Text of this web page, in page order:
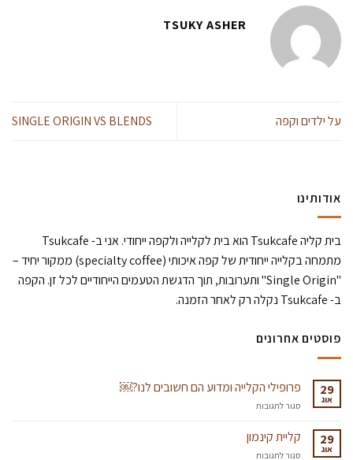
TSUKY ASHER
על ילדים וקפה SINGLE ORIGIN VS BLENDS
אודותינו
בית קליה Tsukcafe הוא בית לקלייה ולקפה ייחודי. אני ב- Tsukcafe
מתמחה בקלייה ייחודית של קפה איכותי (specialty coffee) ממקור יחיד –
"Single Origin" ותערובות, תוך הדגשת הטעמים הייחודיים לכל זן. הקפה
ב- Tsukcafe נקלה רק לאחר הזמנה.
פוסטים אחרונים
29
אוג
פרופילי הקלייה ומדוע הם חשובים לנו?￼
סגור לתגובות
ומדוע
29
אוג
קליית קינמון
סגור לתגובות